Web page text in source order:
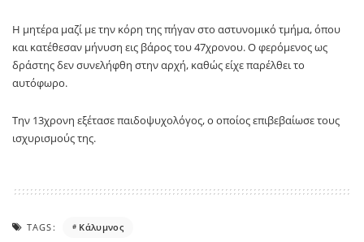
Η μητέρα μαζί με την κόρη της πήγαν στο αστυνομικό τμήμα, όπου
και κατέθεσαν μήνυση εις βάρος του 47χρονου. Ο φερόμενος ως
δράστης δεν συνελήφθη στην αρχή, καθώς είχε παρέλθει το
αυτόφωρο.
Την 13χρονη εξέτασε παιδοψυχολόγος, ο οποίος επιβεβαίωσε τους
ισχυρισμούς της.
TAGS: Κάλυμνος